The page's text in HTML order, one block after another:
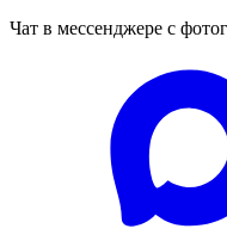
Чат в мессенджере с